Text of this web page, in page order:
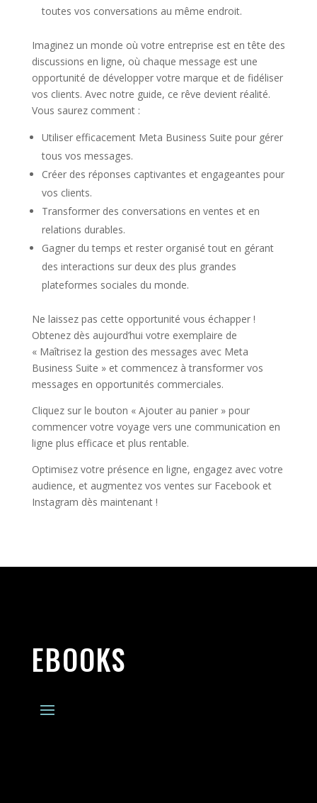
toutes vos conversations au même endroit.
Imaginez un monde où votre entreprise est en tête des
discussions en ligne, où chaque message est une
opportunité de développer votre marque et de fidéliser
vos clients. Avec notre guide, ce rêve devient réalité.
Vous saurez comment :
Utiliser efficacement Meta Business Suite pour gérer
tous vos messages.
Créer des réponses captivantes et engageantes pour
vos clients.
Transformer des conversations en ventes et en
relations durables.
Gagner du temps et rester organisé tout en gérant
des interactions sur deux des plus grandes
plateformes sociales du monde.
Ne laissez pas cette opportunité vous échapper !
Obtenez dès aujourd’hui votre exemplaire de
« Maîtrisez la gestion des messages avec Meta
Business Suite » et commencez à transformer vos
messages en opportunités commerciales.
Cliquez sur le bouton « Ajouter au panier » pour
commencer votre voyage vers une communication en
ligne plus efficace et plus rentable.
Optimisez votre présence en ligne, engagez avec votre
audience, et augmentez vos ventes sur Facebook et
Instagram dès maintenant !
EBOOKS